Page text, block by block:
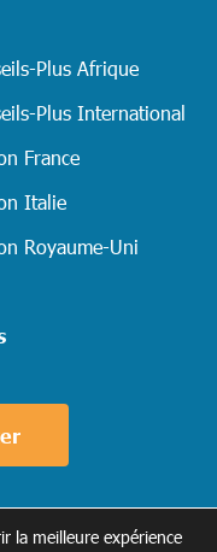
Plus Afrique
Plus International
France
Italie
Royaume-Uni
la meilleure expérience